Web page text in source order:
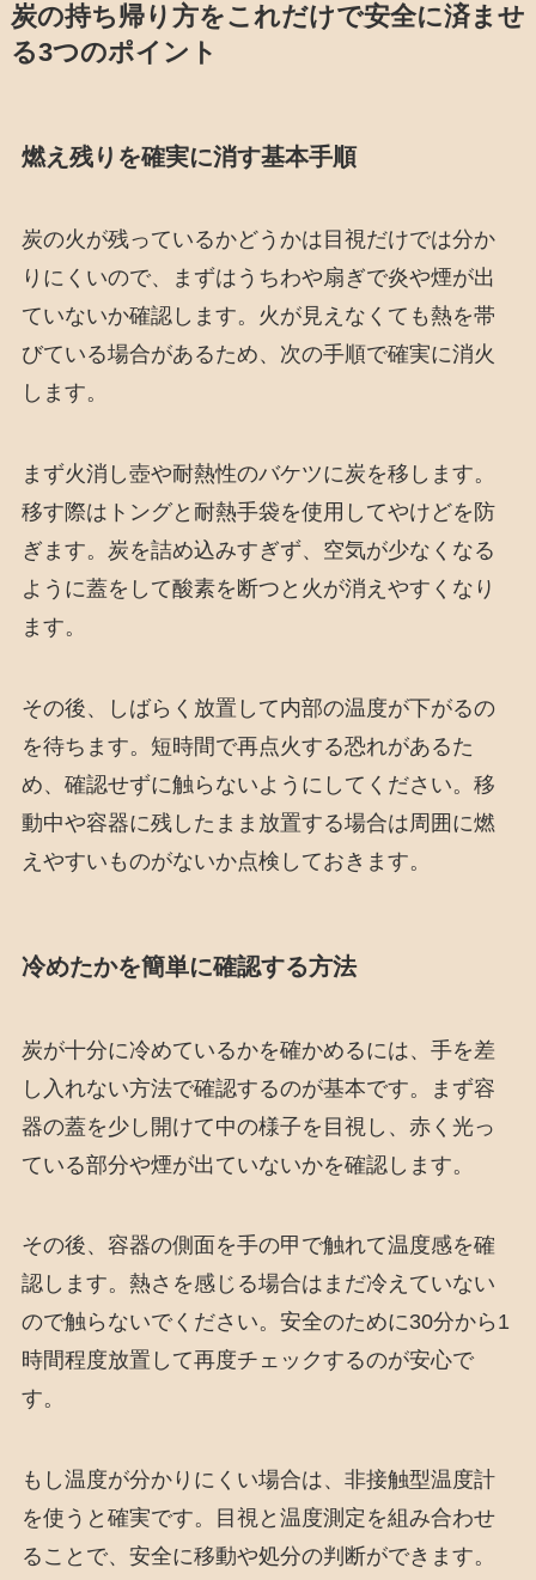
炭の持ち帰り方をこれだけで安全に済ませ
る3つのポイント
燃え残りを確実に消す基本手順
炭の火が残っているかどうかは目視だけでは分か
りにくいので、まずはうちわや扇ぎで炎や煙が出
ていないか確認します。火が見えなくても熱を帯
びている場合があるため、次の手順で確実に消火
します。
まず火消し壺や耐熱性のバケツに炭を移します。
移す際はトングと耐熱手袋を使用してやけどを防
ぎます。炭を詰め込みすぎず、空気が少なくなる
ように蓋をして酸素を断つと火が消えやすくなり
ます。
その後、しばらく放置して内部の温度が下がるの
を待ちます。短時間で再点火する恐れがあるた
め、確認せずに触らないようにしてください。移
動中や容器に残したまま放置する場合は周囲に燃
えやすいものがないか点検しておきます。
冷めたかを簡単に確認する方法
炭が十分に冷めているかを確かめるには、手を差
し入れない方法で確認するのが基本です。まず容
器の蓋を少し開けて中の様子を目視し、赤く光っ
ている部分や煙が出ていないかを確認します。
その後、容器の側面を手の甲で触れて温度感を確
認します。熱さを感じる場合はまだ冷えていない
ので触らないでください。安全のために30分から1
時間程度放置して再度チェックするのが安心で
す。
もし温度が分かりにくい場合は、非接触型温度計
を使うと確実です。目視と温度測定を組み合わせ
ることで、安全に移動や処分の判断ができます。